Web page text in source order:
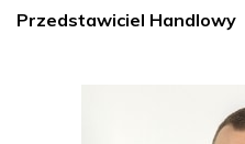
Przedstawiciel Handlowy